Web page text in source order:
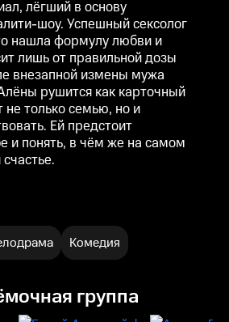
в
лёгший в основу
шоу. Успешный сексолог
нашла формулу любви и
лишь от правильной дозы
внезапной измены мужа
рушится как карточный
только семью, но и
Ей предстоит
и понять, в чём же на самом
Комедия
группа